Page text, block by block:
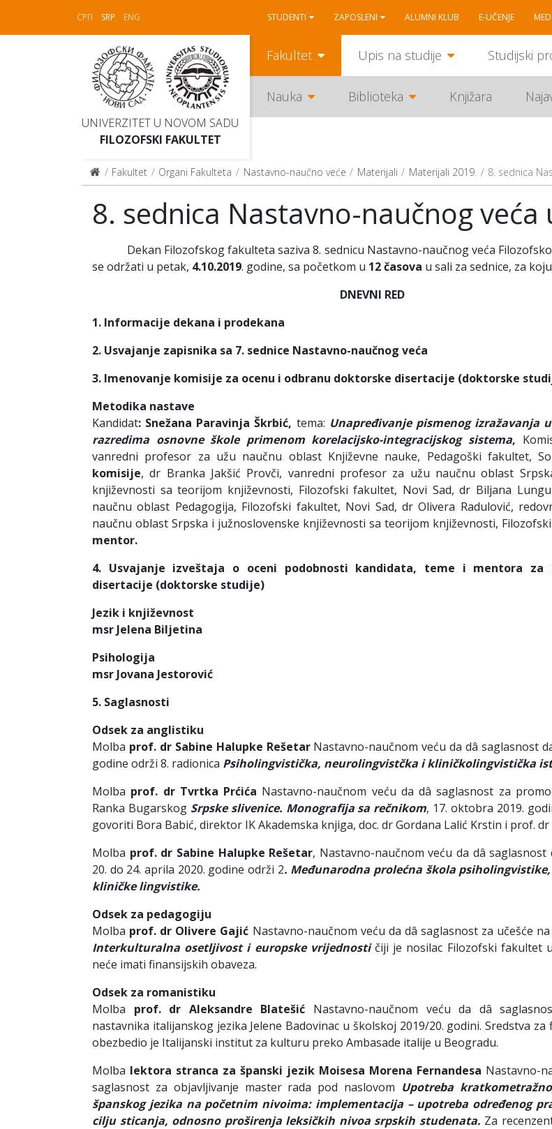
СРП SRP ENG STUDENTI ZAPOSLENI ALUMNI KLUB E-UČENJE
UNIVERZITET U NOVOM SADU
FILOZOFSKI FAKULTET
Fakultet Upis na studije Studijski
Nauka Biblioteka Knjižara
Fakultet Organi Fakulteta Nastavno-naučno veće Materijali Materijali 2019. 8. sednica
8. sednica Nastavno-naučnog veća
Dekan Filozofskog fakulteta saziva 8. sednicu Nastavno-naučnog veća
se održati u petak, 4.10.2019. godine, sa početkom u 12časova u sali za sednice, za
DNEVNI RED
1. Informacije dekana i prodekana
2. Usvajanje zapisnika sa 7. sednice Nastavno-naučnog veća
3. Imenovanje komisije za ocenu i odbranu doktorske disertacije (doktorske
Metodika nastave
Kandidat: Snežana Paravinja Škrbić, tema: Unapređivanje pismenog izražavanja
razredima osnovne škole primenom korelacijsko-integracijskog sistema,
vanredni profesor za užu naučnu oblast Književne nauke, Pedagoški fakultet,
komisije, dr Branka Jakšić Provči, vanredni profesor za užu naučnu oblast
književnosti sa teorijom književnosti, Filozofski fakultet, Novi Sad, dr Biljana
naučnu oblast Pedagogija, Filozofski fakultet, Novi Sad, dr Olivera Radulović,
naučnu oblast Srpska i južnoslovenske književnosti sa teorijom književnosti,
mentor.
4. Usvajanje izveštaja o oceni podobnosti kandidata, teme i mentora za
disertacije (doktorske studije)
Jezik i književnost
msr Jelena Biljetina
Psihologija
msr Jovana Jestorović
5. Saglasnosti
Odsek za anglistiku
Molba prof. dr Sabine Halupke RešetarNastavno-naučnom veću da dâ saglasnost
godine održi 8. radionica Psiholingvistička, neurolingvistčka i kliničkolingvistička
Molba prof. dr Tvrtka Prćića Nastavno-naučnom veću da dâ saglasnost za
Ranka Bugarskog Srpske slivenice. Monografija sa rečnikom, 17. oktobra 2019.
govoriti Bora Babić, direktor IK Akademska knjiga, doc. dr Gordana Lalić Krstin i prof.
Molba prof. dr Sabine Halupke Rešetar, Nastavno-naučnom veću da dâ
20. do 24. aprila 2020. godine održi 2. Međunarodna prolećna škola
kliničke lingvistike.
Odsek za pedagogiju
Molba prof. dr Olivere Gajić Nastavno-naučnom veću da dâ saglasnost za učešće
Interkulturalna osetljivost i europske vrijednostičiji je nosilac Filozofski fakultet
neće imati finansijskih obaveza.
Odsek za romanistiku
Molba prof. dr Aleksandre Blatešić Nastavno-naučnom veću da dâ
nastavnika italijanskog jezika Jelene Badovinac u školskoj 2019/20. godini. Sredstva
obezbedio je Italijanski institut za kulturu preko Ambasade italije u Beogradu.
Molba lektora stranca za španski jezik Moisesa Morena Fernandesa Nastavno-
saglasnost za objavljivanje master rada pod naslovom Upotreba
španskog jezika na početnim nivoima: implementacija – upotreba određenog
cilju sticanja, odnosno proširenja leksičkih nivoa srpskih studenata. Za